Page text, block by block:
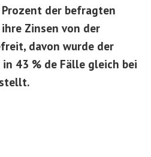
der befragten
Zinsen von der
davon wurde der
43 % de Fälle gleich bei